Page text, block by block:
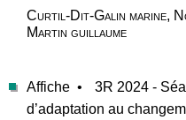
Curtil-Dit-Galin marine,
Martin guillaume
Affiche •
3R 2024 -
d’adaptation au